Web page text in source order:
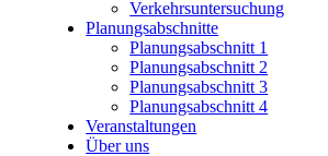
Verkehrsuntersuchung
Planungsabschnitte
Planungsabschnitt 1
Planungsabschnitt 2
Planungsabschnitt 3
Planungsabschnitt 4
Veranstaltungen
Über uns